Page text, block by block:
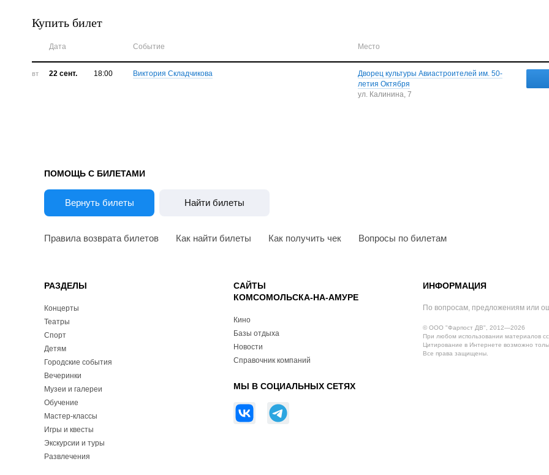
Купить билет
Дата Событие Место
вт 22 сент. 18:00 Виктория Складчикова
Дворец культуры Авиастроителей им. 50-
летия Октября
ул. Калинина, 7
ПОМОЩЬ С БИЛЕТАМИ
Вернуть билеты Найти билеты
Правила возврата билетов Как найти билеты Как получить чек Вопросы по билетам
РАЗДЕЛЫ
Концерты
Театры
Спорт
Детям
Городские события
Вечеринки
Музеи и галереи
Обучение
Мастер-классы
Игры и квесты
Экскурсии и туры
Развлечения
САЙТЫ
КОМСОМОЛЬСКА-НА-АМУРЕ
Кино
Базы отдыха
Новости
Справочник компаний
МЫ В СОЦИАЛЬНЫХ СЕТЯХ
ИНФОРМАЦИЯ
По вопросам, предложениям или
© ООО "Фарпост ДВ", 2012—2026
При любом использовании материалов
Цитирование в Интернете возможно
Все права защищены.